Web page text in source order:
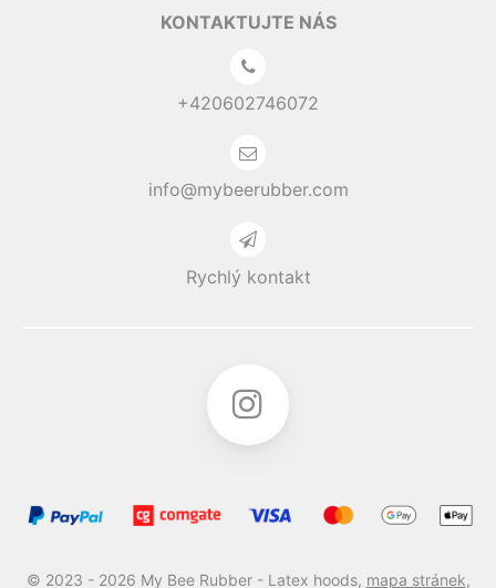
KONTAKTUJTE NÁS
+420602746072
info@mybeerubber.com
Rychlý kontakt
© 2023 - 2026 My Bee Rubber - Latex hoods, mapa stránek,